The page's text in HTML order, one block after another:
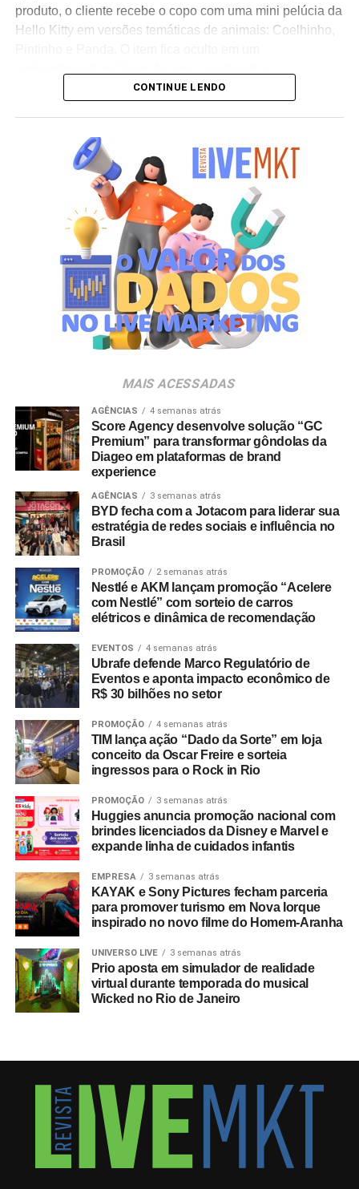
produto, o cliente recebe o copo com uma mini pelúcia da
Hello Kitty em versões temáticas de animais: Coelhinho,
personagem surpresa apenas no momento da abertura
criação de experiências afetivas para diferentes
gerações. Com o Copo Surpresa, queremos trazer um
novo momento de interação com a marca, adicionando
um elemento de surpresa que torna cada visita ao Bob’s
ainda mais divertida”, aponta Renata Brigatti Lange,
diretora de marketing do Bob’s.
A campanha possui abrangência nacional e estará
disponível por tempo limitado em todos os restaurantes
da rede até 31 de agosto de 2026, ou enquanto durarem
os estoques nas unidades.
CONTINUE LENDO
MAIS ACESSADAS
AGÊNCIAS 4 semanas atrás
Score Agency desenvolve solução “GC
Premium” para transformar gôndolas da
Diageo em plataformas de brand
experience
AGÊNCIAS 3 semanas atrás
BYD fecha com a Jotacom para liderar sua
estratégia de redes sociais e influência no
Brasil
PROMOÇÃO 2 semanas atrás
Nestlé e AKM lançam promoção “Acelere
com Nestlé” com sorteio de carros
elétricos e dinâmica de recomendação
EVENTOS 4 semanas atrás
Ubrafe defende Marco Regulatório de
Eventos e aponta impacto econômico de
R$ 30 bilhões no setor
PROMOÇÃO 4 semanas atrás
TIM lança ação “Dado da Sorte” em loja
conceito da Oscar Freire e sorteia
ingressos para o Rock in Rio
PROMOÇÃO 3 semanas atrás
Huggies anuncia promoção nacional com
brindes licenciados da Disney e Marvel e
expande linha de cuidados infantis
EMPRESA 3 semanas atrás
KAYAK e Sony Pictures fecham parceria
para promover turismo em Nova Iorque
inspirado no novo filme do Homem-Aranha
UNIVERSO LIVE 3 semanas atrás
Prio aposta em simulador de realidade
virtual durante temporada do musical
Wicked no Rio de Janeiro